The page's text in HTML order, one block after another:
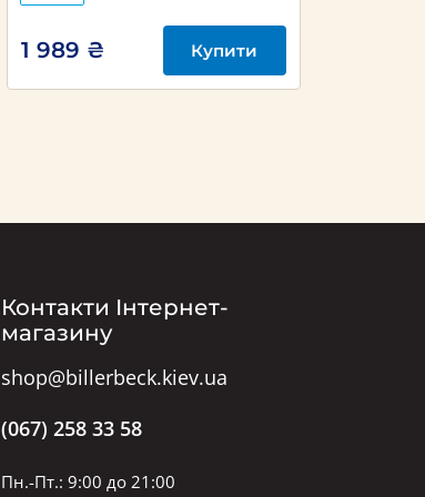
1 989 ₴ Купити
Контакти Інтернет-
магазину
shop@billerbeck.kiev.ua
(067) 258 33 58
Пн.-Пт.: 9:00 до 21:00